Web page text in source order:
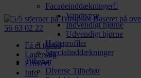
Facadeinddækninger
Vandnæse
Indvendigt hjørne
Udvendigt hjørne
Hatteprofiler
Specialinddækninger
Tilbehør
Diverse Tilbehør
Baseret på
56 63 02 22
Få et tilbud
Lagersalg
Erhverv
Info